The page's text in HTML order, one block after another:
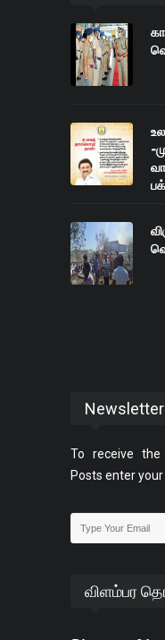
-
To receive
Posts enter your
விளம்பர